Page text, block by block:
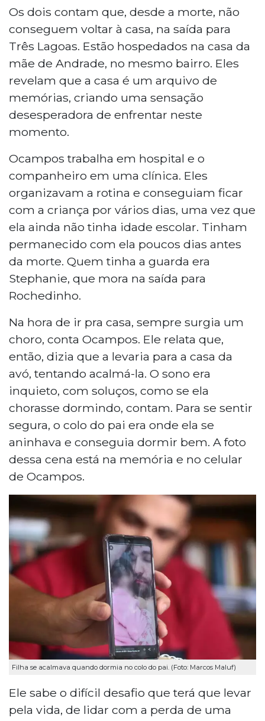
Os dois contam que, desde a morte, não
conseguem voltar à casa, na saída para
Três Lagoas. Estão hospedados na casa da
mãe de Andrade, no mesmo bairro. Eles
revelam que a casa é um arquivo de
memórias, criando uma sensação
desesperadora de enfrentar neste
momento.
Ocampos trabalha em hospital e o
companheiro em uma clínica. Eles
organizavam a rotina e conseguiam ficar
com a criança por vários dias, uma vez que
ela ainda não tinha idade escolar. Tinham
permanecido com ela poucos dias antes
da morte. Quem tinha a guarda era
Stephanie, que mora na saída para
Rochedinho.
Na hora de ir pra casa, sempre surgia um
choro, conta Ocampos. Ele relata que,
então, dizia que a levaria para a casa da
avó, tentando acalmá-la. O sono era
inquieto, com soluços, como se ela
chorasse dormindo, contam. Para se sentir
segura, o colo do pai era onde ela se
aninhava e conseguia dormir bem. A foto
dessa cena está na memória e no celular
de Ocampos.
Filha se acalmava quando dormia no colo do pai. (Foto: Marcos Maluf)
Ele sabe o difícil desafio que terá que levar
pela vida, de lidar com a perda de uma